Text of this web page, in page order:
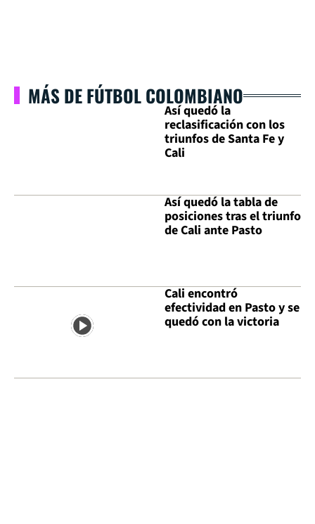
MÁS DE FÚTBOL COLOMBIANO
Así quedó la
reclasificación con los
triunfos de Santa Fe y
Cali
Así quedó la tabla de
posiciones tras el triunfo
de Cali ante Pasto
Cali encontró
efectividad en Pasto y se
quedó con la victoria